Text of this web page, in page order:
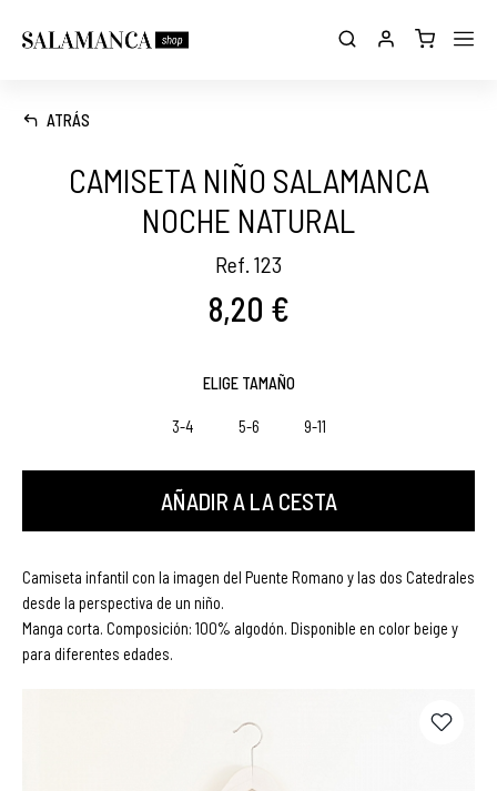
ATRÁS
CAMISETA NIÑO SALAMANCA
NOCHE NATURAL
Ref. 123
8,20 €
ELIGE TAMAÑO
3-4 5-6 9-11
AÑADIR A LA CESTA
Camiseta infantil con la imagen del Puente Romano y las dos Catedrales
desde la perspectiva de un niño.
Manga corta. Composición: 100% algodón. Disponible en color beige y
para diferentes edades.